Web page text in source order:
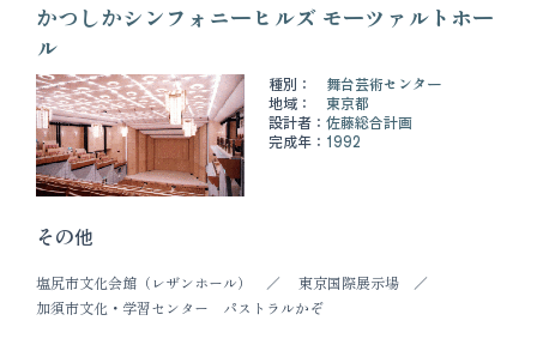
かつしかシンフォニーヒルズ モーツァルトホー
ル
種別：
舞台芸術センター
地域：
東京都
設計者： 佐藤総合計画
完成年： 1992
その他
塩尻市文化会館（レザンホール）
東京国際展示場
加須市文化・学習センター パストラルかぞ